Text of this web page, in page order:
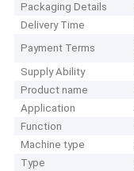
Packaging Details
Delivery Time
Payment Terms
Supply Ability
Product name
Application
Function
Machine type
Type